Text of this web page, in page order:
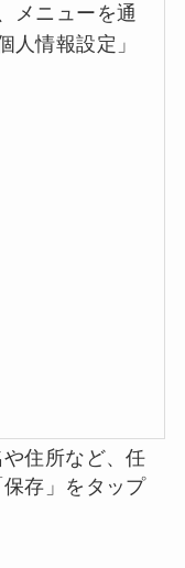
メニューを通
情報設定」
住所など、任
存」をタップ